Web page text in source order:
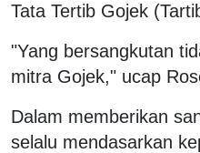
Tata Tertib Gojek
"Yang bersangkutan
mitra Gojek," ucap
Dalam memberikan
selalu mendasarkan